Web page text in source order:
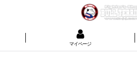
マイページ